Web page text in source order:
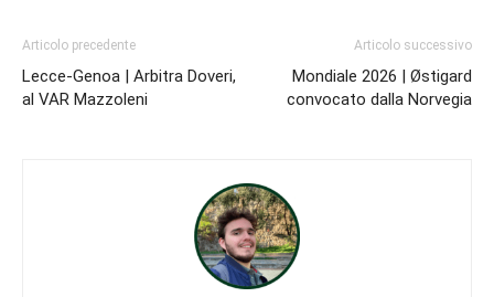
Articolo precedente
Lecce-Genoa | Arbitra Doveri,
al VAR Mazzoleni
Articolo successivo
Mondiale 2026 | Østigard
convocato dalla Norvegia